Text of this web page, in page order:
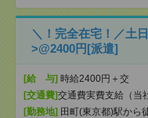
＼！完全在宅！／土
>@2400円[派遣]
[給 与] 時給2400円＋交
[交通費]交通費実費支給（当
[勤務地] 田町(東京都)駅から